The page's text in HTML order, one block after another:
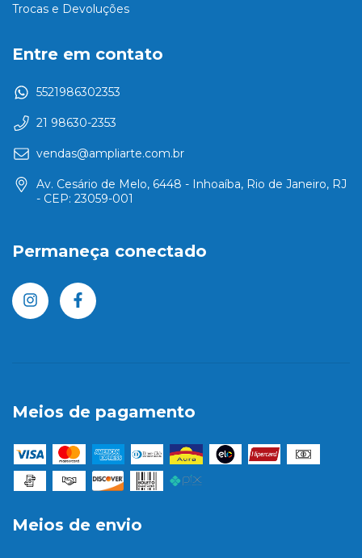
Trocas e Devoluções
Entre em contato
5521986302353
21 98630-2353
vendas@ampliarte.com.br
Av. Cesário de Melo, 6448 - Inhoaíba, Rio de Janeiro, RJ
- CEP: 23059-001
Permaneça conectado
Meios de pagamento
Meios de envio